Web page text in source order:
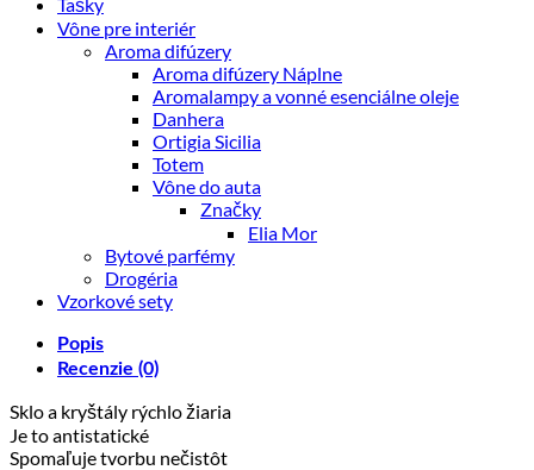
Vône pre interiér
Aroma difúzery
Aroma difúzery Náplne
Aromalampy a vonné esenciálne oleje
Danhera
Ortigia Sicilia
Totem
Vône do auta
Značky
Elia Mor
Bytové parfémy
Drogéria
Vzorkové sety
Popis
Recenzie (0)
Sklo a kryštály rýchlo žiaria
Je to antistatické
Spomaľuje tvorbu nečistôt